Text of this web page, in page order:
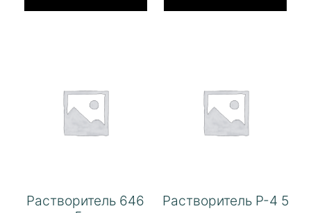
Растворитель 646
Растворитель Р-4 5